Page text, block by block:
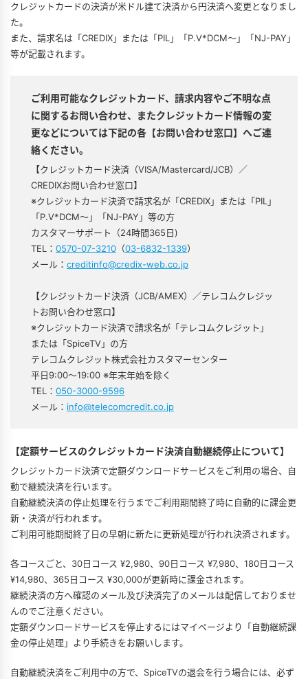
クレジットカードの決済が米ドル建て決済から円決済へ変更となりまし
た。
また、請求名は「CREDIX」または「PIL」「P.V*DCM〜」「NJ-PAY」
等が記載されます。
ご利用可能なクレジットカード、請求内容やご不明な点
に関するお問い合わせ、またクレジットカード情報の変
更などについては下記の各【お問い合わせ窓口】へご連
絡ください。
【クレジットカード決済（VISA/Mastercard/JCB）／
CREDIXお問い合わせ窓口】
※クレジットカード決済で請求名が「CREDIX」または「PIL」
「P.V*DCM〜」「NJ-PAY」等の方
カスタマーサポート（24時間365日)
TEL： 0570-07-3210 （03-6832-1339）
メール： creditinfo@credix-web.co.jp
【クレジットカード決済（JCB/AMEX）／テレコムクレジッ
トお問い合わせ窓口】
※クレジットカード決済で請求名が「テレコムクレジット」
または「SpiceTV」の方
テレコムクレジット株式会社カスタマーセンター
平日9:00～19:00 ※年末年始を除く
TEL： 050-3000-9596
メール： info@telecomcredit.co.jp
【定額サービスのクレジットカード決済自動継続停止について】
クレジットカード決済で定額ダウンロードサービスをご利用の場合、自
動で継続決済を行います。
自動継続決済の停止処理を行うまでご利用期間終了時に自動的に課金更
新・決済が行われます。
ご利用可能期間終了日の早朝に新たに更新処理が行われ決済されます。
各コースごと、30日コース ¥2,980、90日コース ¥7,980、180日コース
¥14,980、365日コース ¥30,000が更新時に課金されます。
継続決済の方へ確認のメール及び決済完了のメールは配信しておりませ
んのでご注意ください。
定額ダウンロードサービスを停止するにはマイページより「自動継続課
金の停止処理」より手続きをお願いします。
自動継続決済をご利用中の方で、SpiceTVの退会を行う場合には、必ず